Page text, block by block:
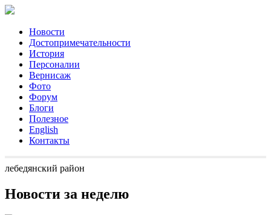
Новости
Достопримечательности
История
Персоналии
Вернисаж
Фото
Форум
Блоги
Полезное
English
Контакты
лебедянский район
Новости за неделю